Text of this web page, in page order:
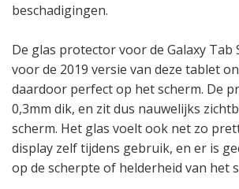
beschadigingen.
De glas protector voor de Galaxy Tab
voor de 2019 versie van deze tablet
daardoor perfect op het scherm. De
0,3mm dik, en zit dus nauwelijks
scherm. Het glas voelt ook net zo
display zelf tijdens gebruik, en er is
op de scherpte of helderheid van het